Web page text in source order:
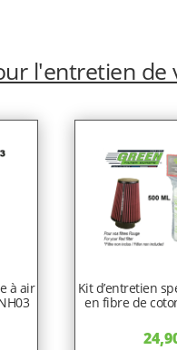
l'entretien de
à air
Kit d’entretien
en fibre de